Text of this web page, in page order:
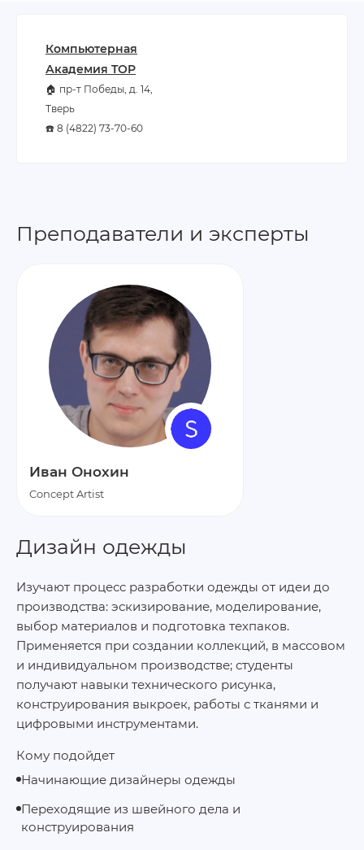
Компьютерная
Академия TOP
🏠 пр-т Победы, д. 14,
Тверь
☎️ 8 (4822) 73-70-60
Преподаватели и эксперты
Иван Онохин
Concept Artist
Дизайн одежды
Изучают процесс разработки одежды от идеи до
производства: эскизирование, моделирование,
выбор материалов и подготовка техпаков.
Применяется при создании коллекций, в массовом
и индивидуальном производстве; студенты
получают навыки технического рисунка,
конструирования выкроек, работы с тканями и
цифровыми инструментами.
Кому подойдет
Начинающие дизайнеры одежды
Переходящие из швейного дела и
конструирования